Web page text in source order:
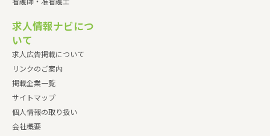
求人情報ナビにつ
いて
求人広告掲載について
リンクのご案内
掲載企業一覧
サイトマップ
個人情報の取り扱い
会社概要